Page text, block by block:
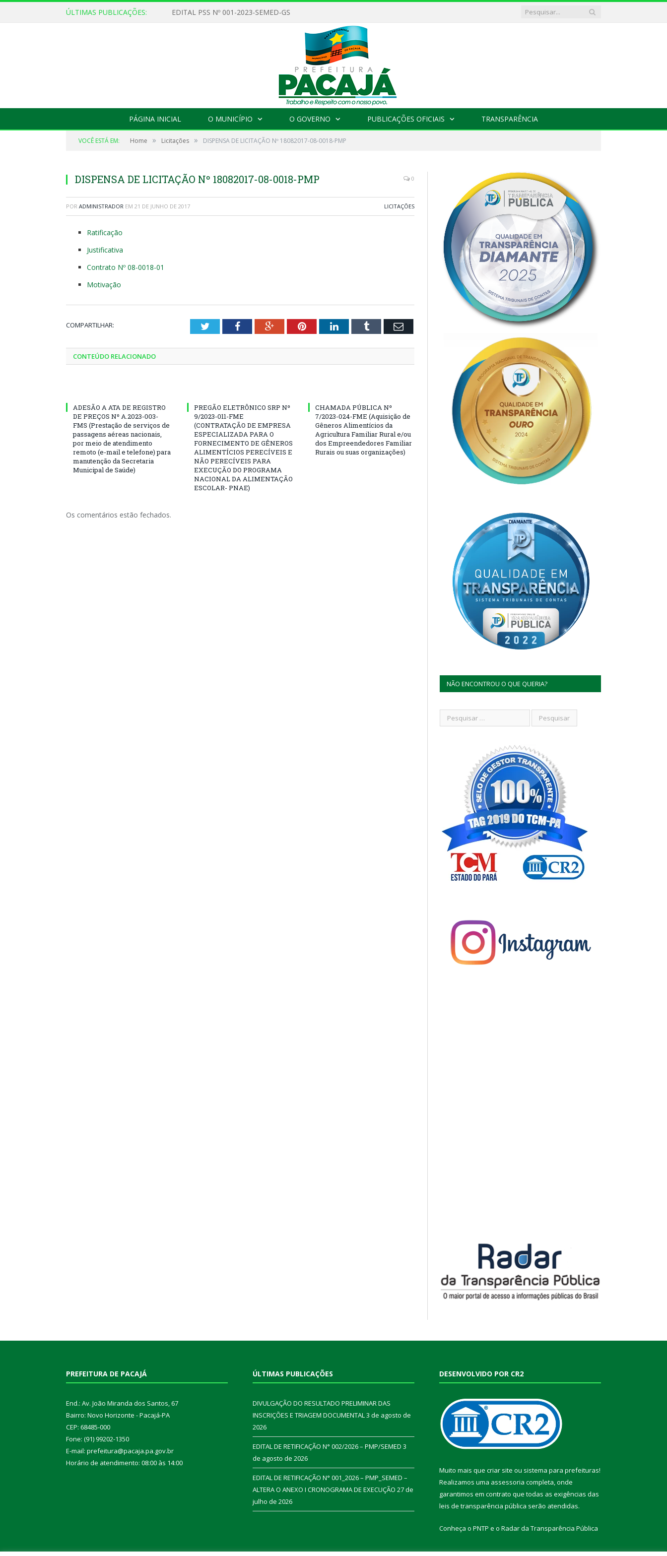
ÚLTIMAS PUBLICAÇÕES: EDITAL PSS Nº 001-2023-SEMED-GS
PÁGINA INICIAL O MUNICÍPIO O GOVERNO PUBLICAÇÕES OFICIAIS TRANSPARÊNCIA
VOCÊ ESTÁ EM: Home » Licitações » DISPENSA DE LICITAÇÃO Nº 18082017-08-0018-PMP
DISPENSA DE LICITAÇÃO Nº 18082017-08-0018-PMP 0
POR ADMINISTRADOR EM 21 DE JUNHO DE 2017 LICITAÇÕES
Ratificação
Justificativa
Contrato Nº 08-0018-01
Motivação
COMPARTILHAR: TwitterFacebookGoogle+PinterestLinkedInTumblr Email
CONTEÚDO RELACIONADO
ADESÃO A ATA DE REGISTRO
DE PREÇOS Nº A.2023-003-
FMS (Prestação de serviços de
passagens aéreas nacionais,
por meio de atendimento
remoto (e-mail e telefone) para
manutenção da Secretaria
Municipal de Saúde)
PREGÃO ELETRÔNICO SRP Nº
9/2023-011-FME
(CONTRATAÇÃO DE EMPRESA
ESPECIALIZADA PARA O
FORNECIMENTO DE GÊNEROS
ALIMENTÍCIOS PERECÍVEIS E
NÃO PERECÍVEIS PARA
EXECUÇÃO DO PROGRAMA
NACIONAL DA ALIMENTAÇÃO
ESCOLAR- PNAE)
CHAMADA PÚBLICA Nº
7/2023-024-FME (Aquisição de
Gêneros Alimentícios da
Agricultura Familiar Rural e/ou
dos Empreendedores Familiar
Rurais ou suas organizações)
Os comentários estão fechados.
NÃO ENCONTROU O QUE QUERIA?
PREFEITURA DE PACAJÁ
End.: Av. João Miranda dos Santos, 67
Bairro: Novo Horizonte - Pacajá-PA
CEP: 68485-000
Fone: (91) 99202-1350
E-mail: prefeitura@pacaja.pa.gov.br
Horário de atendimento: 08:00 às 14:00
ÚLTIMAS PUBLICAÇÕES
DIVULGAÇÃO DO RESULTADO PRELIMINAR DAS
INSCRIÇÕES E TRIAGEM DOCUMENTAL3 de agosto de
2026
EDITAL DE RETIFICAÇÃO N° 002/2026 – PMP/SEMED 3
de agosto de 2026
EDITAL DE RETIFICAÇÃO N° 001_2026 – PMP_SEMED –
ALTERA O ANEXO I CRONOGRAMA DE EXECUÇÃO 27 de
julho de 2026
DESENVOLVIDO POR CR2
Muito mais que criar site ou sistema para prefeituras!
Realizamos uma assessoria completa, onde
garantimos em contrato que todas as exigências das
leis de transparência pública serão atendidas.
Conheça o PNTP e o Radar da Transparência Pública